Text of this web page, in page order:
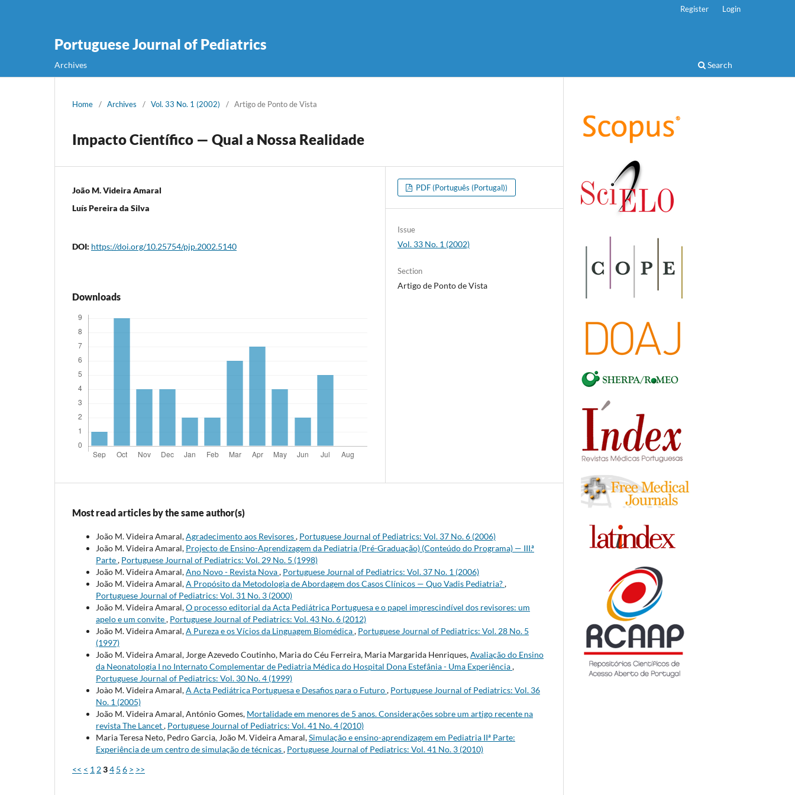
Portuguese Journal of Pediatrics
Archives Search
Register Login
Home / Archives / Vol. 33 No. 1 (2002) / Artigo de Ponto de Vista
Impacto Científico — Qual a Nossa Realidade
João M. Videira Amaral
Luís Pereira da Silva
DOI: https://doi.org/10.25754/pjp.2002.5140
Downloads
PDF (Português (Portugal))
Issue
Vol. 33 No. 1 (2002)
Section
Artigo de Ponto de Vista
Most read articles by the same author(s)
João M. Videira Amaral,Agradecimento aos Revisores, Portuguese Journal of Pediatrics: Vol. 37 No. 6 (2006)
João M. Videira Amaral, Projecto de Ensino-Aprendizagem da Pediatria (Pré-Graduação) (Conteúdo do Programa) — III.ª
Parte, Portuguese Journal of Pediatrics: Vol. 29 No. 5 (1998)
João M. Videira Amaral,Ano Novo - Revista Nova, Portuguese Journal of Pediatrics: Vol. 37 No. 1 (2006)
João M. Videira Amaral,A Propósito da Metodologia de Abordagem dos Casos Clínicos — Quo Vadis Pediatria?,
Portuguese Journal of Pediatrics: Vol. 31 No. 3 (2000)
João M. Videira Amaral,O processo editorial da Acta Pediátrica Portuguesa e o papel imprescindível dos revisores: um
apelo e um convite, Portuguese Journal of Pediatrics: Vol. 43 No. 6 (2012)
João M. Videira Amaral,A Pureza e os Vícios da Linguagem Biomédica, Portuguese Journal of Pediatrics: Vol. 28 No. 5
(1997)
João M. Videira Amaral, Jorge Azevedo Coutinho, Maria do Céu Ferreira, Maria Margarida Henriques,Avaliação do Ensino
da Neonatologia I no Internato Complementar de Pediatria Médica do Hospital Dona Estefânia - Uma Experiência,
Portuguese Journal of Pediatrics: Vol. 30 No. 4 (1999)
Joào M. Videira Amaral,A Acta Pediátrica Portuguesa e Desafios para o Futuro, Portuguese Journal of Pediatrics: Vol. 36
No. 1 (2005)
João M. Videira Amaral, António Gomes, Mortalidade em menores de 5 anos. Considerações sobre um artigo recente na
revista The Lancet, Portuguese Journal of Pediatrics: Vol. 41 No. 4 (2010)
Maria Teresa Neto, Pedro Garcia, João M. Videira Amaral,Simulação e ensino-aprendizagem em Pediatria IIª Parte:
Experiência de um centro de simulação de técnicas, Portuguese Journal of Pediatrics: Vol. 41 No. 3 (2010)
<< < 1 234 5 6 > >>